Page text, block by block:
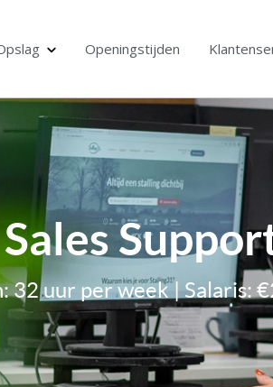
Openingstijden
32 uur per week | Salaris: